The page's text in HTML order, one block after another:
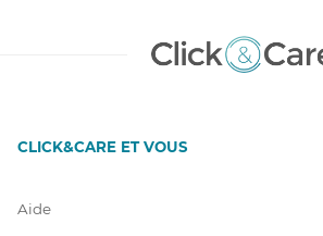
CLICK&CARE ET VOUS
Aide